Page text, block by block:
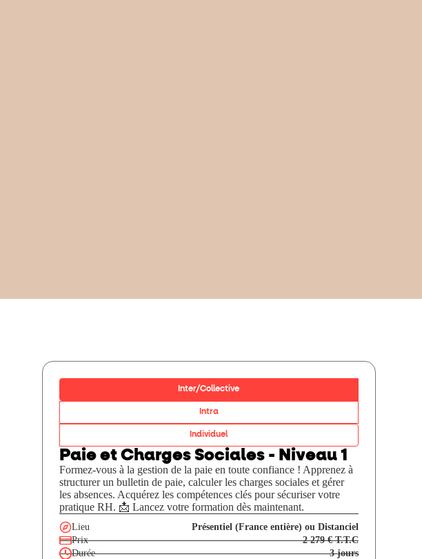
Inter/Collective
Intra
Individuel
Paie et Charges Sociales - Niveau 1
Formez-vous à la gestion de la paie en toute confiance ! Apprenez à
structurer un bulletin de paie, calculer les charges sociales et gérer
les absences. Acquérez les compétences clés pour sécuriser votre
pratique RH. 📩 Lancez votre formation dès maintenant.
Lieu
Présentiel (France entière) ou Distanciel
Prix
2 279 € T.T.C
Durée
3 jours